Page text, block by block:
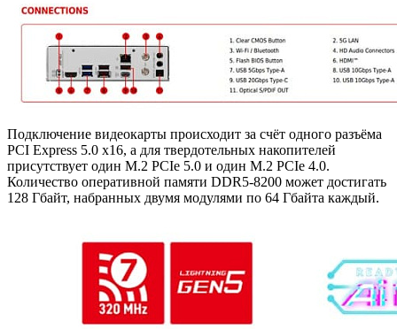
Подключение видеокарты происходит за счёт одного разъёма
PCI Express 5.0 x16, а для твердотельных накопителей
присутствует один M.2 PCIe 5.0 и один M.2 PCIe 4.0.
Количество оперативной памяти DDR5-8200 может достигать
128 Гбайт, набранных двумя модулями по 64 Гбайта каждый.